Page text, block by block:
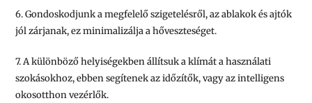
6. Gondoskodjunk a megfelelő szigetelésről, az ablakok és ajtók
jól zárjanak, ez minimalizálja a hőveszteséget.
7. A különböző helyiségekben állítsuk a klímát a használati
szokásokhoz, ebben segítenek az időzítők, vagy az intelligens
okosotthon vezérlők.